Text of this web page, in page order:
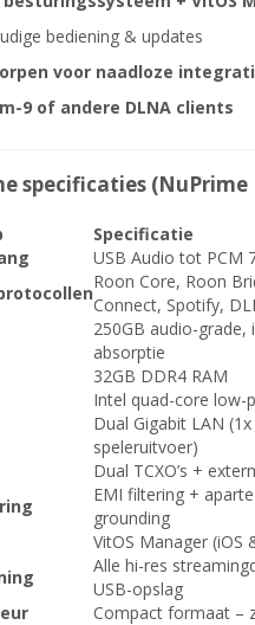
bediening & updates
voor naadloze
9 of andere DLNA clients
specificaties
Specificatie
USB Audio tot PCM
Roon Core, Roon
Connect, Spotify,
250GB audio-grade,
absorptie
32GB DDR4 RAM
Intel quad-core low-
Dual Gigabit LAN
speleruitvoer)
Dual TCXO’s +
EMI filtering +
grounding
VitOS Manager (iOS
Alle hi-res
USB-opslag
Compact formaat –